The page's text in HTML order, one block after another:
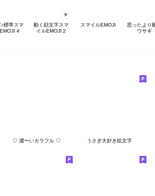
標準スマ
4
動く顔文字スマ
イルEMOJI２
スマイルEMOJI
思ったより
ウサギ
♡ 濃〜いカラフル ♡ うさぎ大好き絵文字